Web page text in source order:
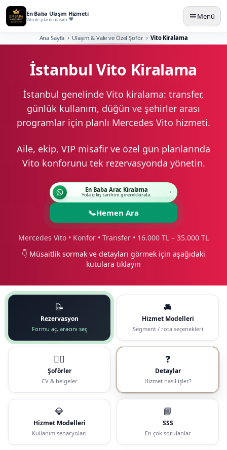
En Baba Ulaşım Hizmeti
Vito ile planlı ulaşım. Menü
Ana Sayfa Ulaşım & Vale ve Özel Şoför Vito Kiralama
İstanbul Vito Kiralama
İstanbul genelinde Vito kiralama: transfer,
günlük kullanım, düğün ve şehirler arası
programlar için planlı Mercedes Vito hizmeti.
Aile, ekip, VIP misafir ve özel gün planlarında
Vito konforunu tek rezervasyonda yönetin.
En Baba Araç Kiralama
Yola çıkış tarihini girerek kirala.
📞Hemen Ara
Mercedes Vito • Konfor • Transfer • 16.000 TL – 35.000 TL
👇 Müsaitlik sormak ve detayları görmek için aşağıdaki
kutulara tıklayın
📝
Rezervasyon
Formu aç, aracını seç
🚘
Hizmet Modelleri
Segment / rota seçenekleri
🧑‍✈️
Şoförler
CV & belgeler
❓
Detaylar
Hizmet nasıl işler?
💎
Hizmet Modelleri
Kullanım senaryoları
📘
SSS
En çok sorulanlar